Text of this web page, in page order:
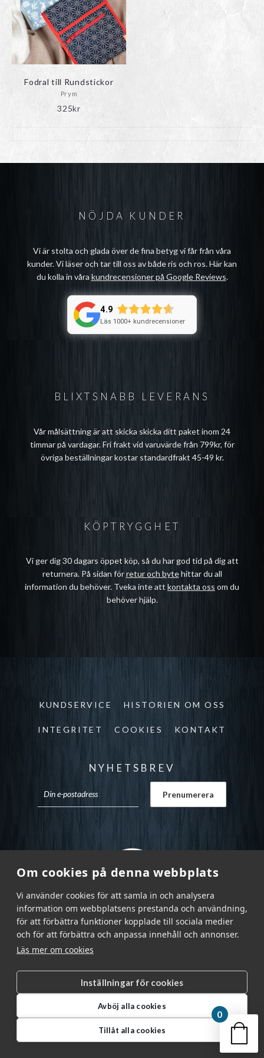
Om cookies på denna webbplats
Vi använder cookies för att samla in och analysera
information om webbplatsens prestanda och användning,
för att förbättra funktioner kopplade till sociala medier
och för att förbättra och anpassa innehåll och annonser.
Läs mer om cookies
Inställningar för cookies
Avböj alla cookies
Tillåt alla cookies
Fodral till Rundstickor
Prym
325kr
olika
alternativen
kan
väljas
på
BLIXTSNABB LEVERANS
Vår målsättning är att skicka skicka ditt paket inom 24
timmar på vardagar. Fri frakt vid varuvärde från 799kr, för
övriga beställningar kostar standardfrakt 45-49 kr.
NÖJDA KUNDER
Vi är stolta och glada över de fina betyg vi får från våra
kunder. Vi läser och tar till oss av både ris och ros. Här kan
du kolla in våra kundrecensioner på Google Reviews.
4.9
Läs 1000+ kundrecensioner
KÖPTRYGGHET
Vi ger dig 30 dagars öppet köp, så du har god tid på dig att
returnera. På sidan förretur och bytehittar du all
information du behöver. Tveka inte att kontakta oss om du
behöver hjälp.
KUNDSERVICE HISTORIEN OM OSS
INTEGRITET COOKIES KONTAKT
NYHETSBREV
Garnr Sverige AB © 2026 |
info@garnr.se
|
031 - 92 94 92
Din
0